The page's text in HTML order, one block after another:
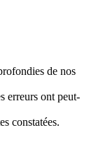
de nos
erreurs ont peut-
constatées.